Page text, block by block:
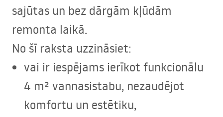
sajūtas un bez dārgām kļūdām
remonta laikā.
No šī raksta uzzināsiet:
vai ir iespējams ierīkot funkcionālu
4 m² vannasistabu, nezaudējot
komfortu un estētiku,